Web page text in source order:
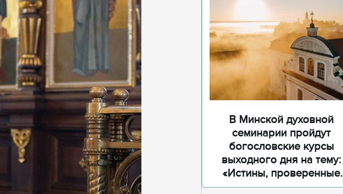
В Минской духовной
семинарии пройдут
богословские курсы
выходного дня на тему:
«Истины, проверенные
временем»